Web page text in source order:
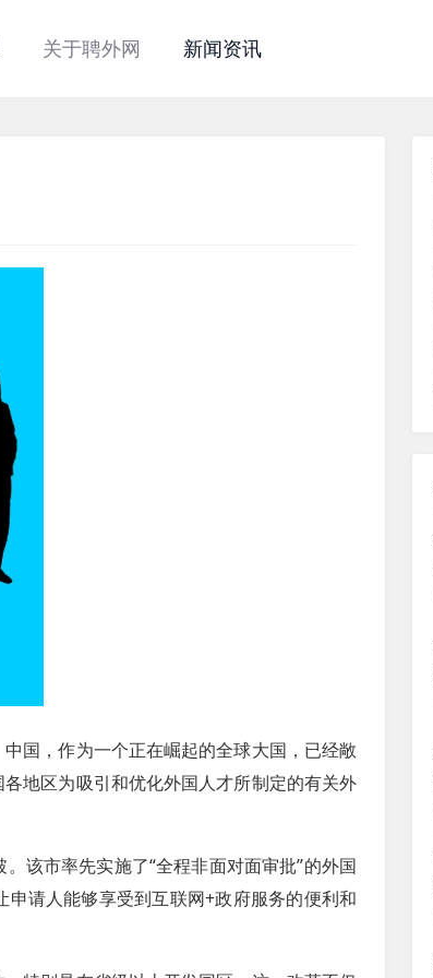
关于聘外网 新闻资讯
国，作为一个正在崛起的全球大国，已经敞
地区为吸引和优化外国人才所制定的有关外
该市率先实施了“全程非面对面审批”的外国
请人能够享受到互联网+政府服务的便利和